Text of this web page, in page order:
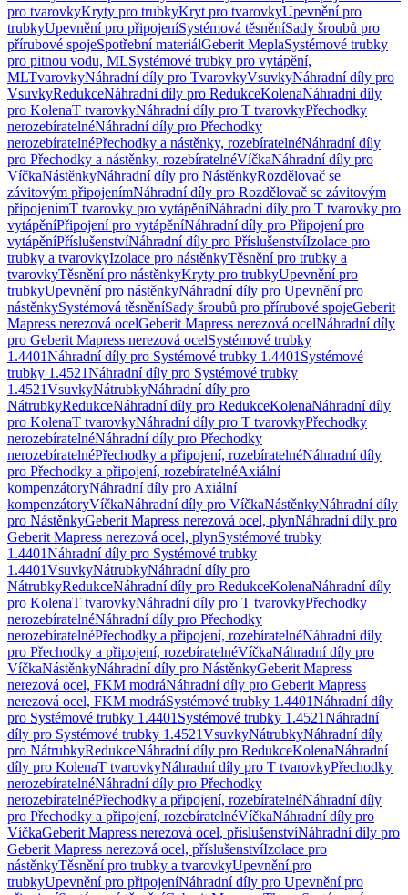
pro tvarovkyKryty pro trubkyKryt pro tvarovkyUpevnění pro
trubkyUpevnění pro připojeníSystémová těsněníSady šroubů pro
přírubové spojeSpotřební materiálGeberit MeplaSystémové trubky
pro pitnou vodu, MLSystémové trubky pro vytápění,
MLTvarovkyNáhradní díly pro TvarovkyVsuvkyNáhradní díly pro
VsuvkyRedukceNáhradní díly pro RedukceKolenaNáhradní díly
pro KolenaT tvarovkyNáhradní díly pro T tvarovkyPřechodky
nerozebíratelnéNáhradní díly pro Přechodky
nerozebíratelnéPřechodky a nástěnky, rozebíratelnéNáhradní díly
pro Přechodky a nástěnky, rozebíratelnéVíčkaNáhradní díly pro
VíčkaNástěnkyNáhradní díly pro NástěnkyRozdělovač se
závitovým připojenímNáhradní díly pro Rozdělovač se závitovým
připojenímT tvarovky pro vytápěníNáhradní díly pro T tvarovky pro
vytápěníPřipojení pro vytápěníNáhradní díly pro Připojení pro
vytápěníPříslušenstvíNáhradní díly pro PříslušenstvíIzolace pro
trubky a tvarovkyIzolace pro nástěnkyTěsnění pro trubky a
tvarovkyTěsnění pro nástěnkyKryty pro trubkyUpevnění pro
trubkyUpevnění pro nástěnkyNáhradní díly pro Upevnění pro
nástěnkySystémová těsněníSady šroubů pro přírubové spojeGeberit
Mapress nerezová ocelGeberit Mapress nerezová ocelNáhradní díly
pro Geberit Mapress nerezová ocelSystémové trubky
1.4401Náhradní díly pro Systémové trubky 1.4401 Systémové
trubky 1.4521Náhradní díly pro Systémové trubky
1.4521VsuvkyNátrubkyNáhradní díly pro
NátrubkyRedukceNáhradní díly pro RedukceKolenaNáhradní díly
pro KolenaT tvarovkyNáhradní díly pro T tvarovkyPřechodky
nerozebíratelnéNáhradní díly pro Přechodky
nerozebíratelnéPřechodky a připojení, rozebíratelnéNáhradní díly
pro Přechodky a připojení, rozebíratelnéAxiální
kompenzátoryNáhradní díly pro Axiální
kompenzátoryVíčkaNáhradní díly pro VíčkaNástěnkyNáhradní díly
pro NástěnkyGeberit Mapress nerezová ocel, plynNáhradní díly pro
Geberit Mapress nerezová ocel, plynSystémové trubky
1.4401Náhradní díly pro Systémové trubky
1.4401VsuvkyNátrubkyNáhradní díly pro
NátrubkyRedukceNáhradní díly pro RedukceKolenaNáhradní díly
pro KolenaT tvarovkyNáhradní díly pro T tvarovkyPřechodky
nerozebíratelnéNáhradní díly pro Přechodky
nerozebíratelnéPřechodky a připojení, rozebíratelnéNáhradní díly
pro Přechodky a připojení, rozebíratelnéVíčkaNáhradní díly pro
VíčkaNástěnkyNáhradní díly pro NástěnkyGeberit Mapress
nerezová ocel, FKM modráNáhradní díly pro Geberit Mapress
nerezová ocel, FKM modráSystémové trubky 1.4401Náhradní díly
pro Systémové trubky 1.4401 Systémové trubky 1.4521Náhradní
díly pro Systémové trubky 1.4521VsuvkyNátrubkyNáhradní díly
pro NátrubkyRedukceNáhradní díly pro RedukceKolenaNáhradní
díly pro KolenaT tvarovkyNáhradní díly pro T tvarovkyPřechodky
nerozebíratelnéNáhradní díly pro Přechodky
nerozebíratelnéPřechodky a připojení, rozebíratelnéNáhradní díly
pro Přechodky a připojení, rozebíratelnéVíčkaNáhradní díly pro
VíčkaGeberit Mapress nerezová ocel, příslušenstvíNáhradní díly pro
Geberit Mapress nerezová ocel, příslušenstvíIzolace pro
nástěnkyTěsnění pro trubky a tvarovkyUpevnění pro
trubkyUpevnění pro připojeníNáhradní díly pro Upevnění pro